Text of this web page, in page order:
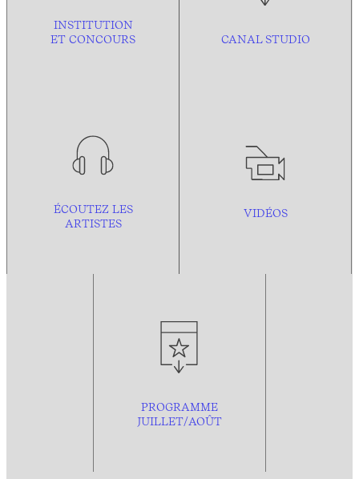
INSTITUTION
ET CONCOURS
CANAL STUDIO
ÉCOUTEZ LES
ARTISTES
VIDÉOS
PROGRAMME
JUILLET/AOÛT